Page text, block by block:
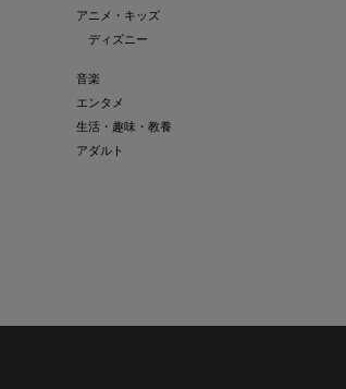
アニメ・キッズ
ディズニー
音楽
エンタメ
生活・趣味・教養
アダルト